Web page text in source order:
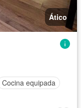
Ático
Cocina equipada